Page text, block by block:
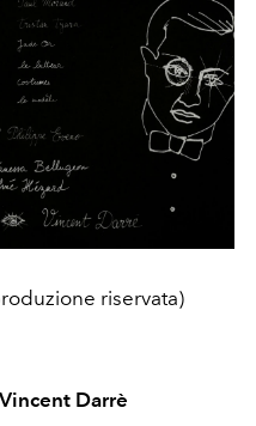
riservata)
Darrè